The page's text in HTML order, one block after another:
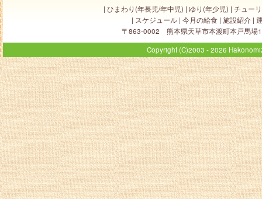
| ひまわり(年長児/年中児) | ゆり(年少児) | チュー
| スケジュール| 今月の給食| 施設紹介|
〒863-0002 熊本県天草市本渡町本戸馬
Copyright (C)2003 - 2026